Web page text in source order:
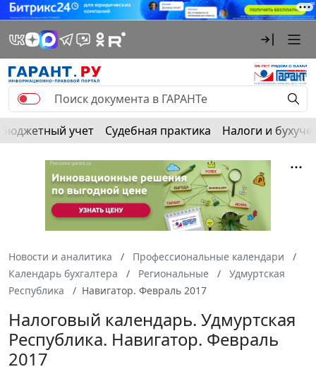
Бюджетный учет Судебная практика Налоги и
Новости и аналитика
Профессиональные календари
Календарь бухгалтера
Региональные
Удмуртская
Республика
Навигатор. Февраль 2017
Налоговый календарь. Удмуртская
Республика. Навигатор. Февраль
2017